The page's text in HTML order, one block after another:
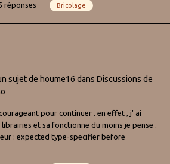
réponses Bricolage
sujet de houme16 dans Discussions de
pour continuer . en effet , j' ai
et sa fonctionne du moins je pense .
: expected type-specifier before